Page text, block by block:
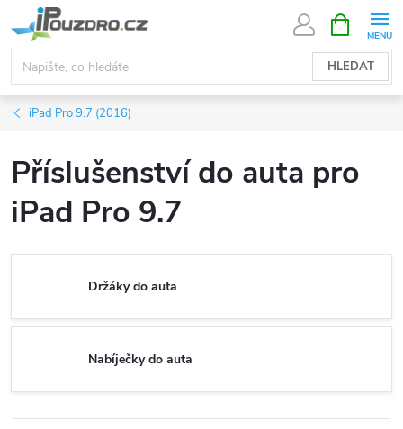
na
obsah
HLEDAT
NÁKUPNÍ
KOŠÍK
iPad Pro 9.7 (2016)
Příslušenství do auta pro
iPad Pro 9.7
Držáky do auta
Nabíječky do auta